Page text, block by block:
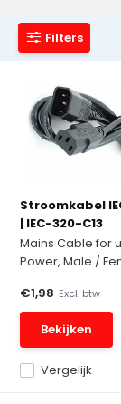
Filters
Stroomkabel
| IEC-320-C13
Mains Cable for
Power, Male /
Vergelijk
€1,98 Excl. btw
Bekijken